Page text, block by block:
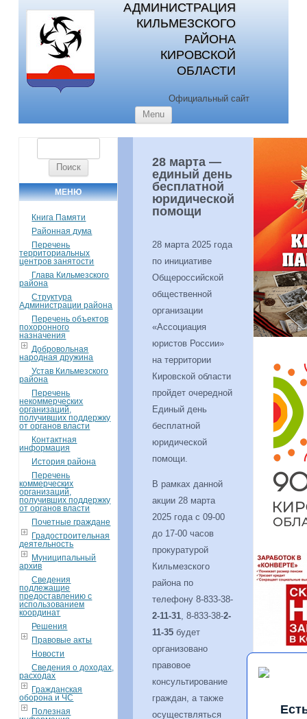
АДМИНИСТРАЦИЯ
КИЛЬМЕЗСКОГО
РАЙОНА
КИРОВСКОЙ
ОБЛАСТИ
Официальный сайт
Menu
МЕНЮ
Книга Памяти
Районная дума
Перечень
территориальных
центров занятости
Глава Кильмезского
района
Структура
Администрации района
Перечень объектов
похоронного
назначения
Добровольная
народная дружина
Устав Кильмезского
района
Перечень
некоммерческих
организаций,
получивших поддержку
от органов власти
Контактная
информация
История района
Перечень
коммерческих
организаций,
получивших поддержку
от органов власти
Почетные граждане
Градостроительная
деятельность
Муниципальный
архив
Сведения
подлежащие
предоставлению с
использованием
координат
Решения
Правовые акты
Новости
Сведения о доходах,
расходах
Гражданская
оборона и ЧС
Полезная
28 марта —
единый день
бесплатной
юридической
помощи
28 марта 2025 года
по инициативе
Общероссийской
общественной
организации
«Ассоциация
юристов России»
на территории
Кировской области
пройдет очередной
Единый день
бесплатной
юридической
помощи.
В рамках данной
акции 28 марта
2025 года с 09-00
до 17-00 часов
прокуратурой
Кильмезского
района по
телефону 8-833-38-
2-11-31, 8-833-38-2-
11-35будет
организовано
правовое
консультирование
граждан, а также
осуществляться